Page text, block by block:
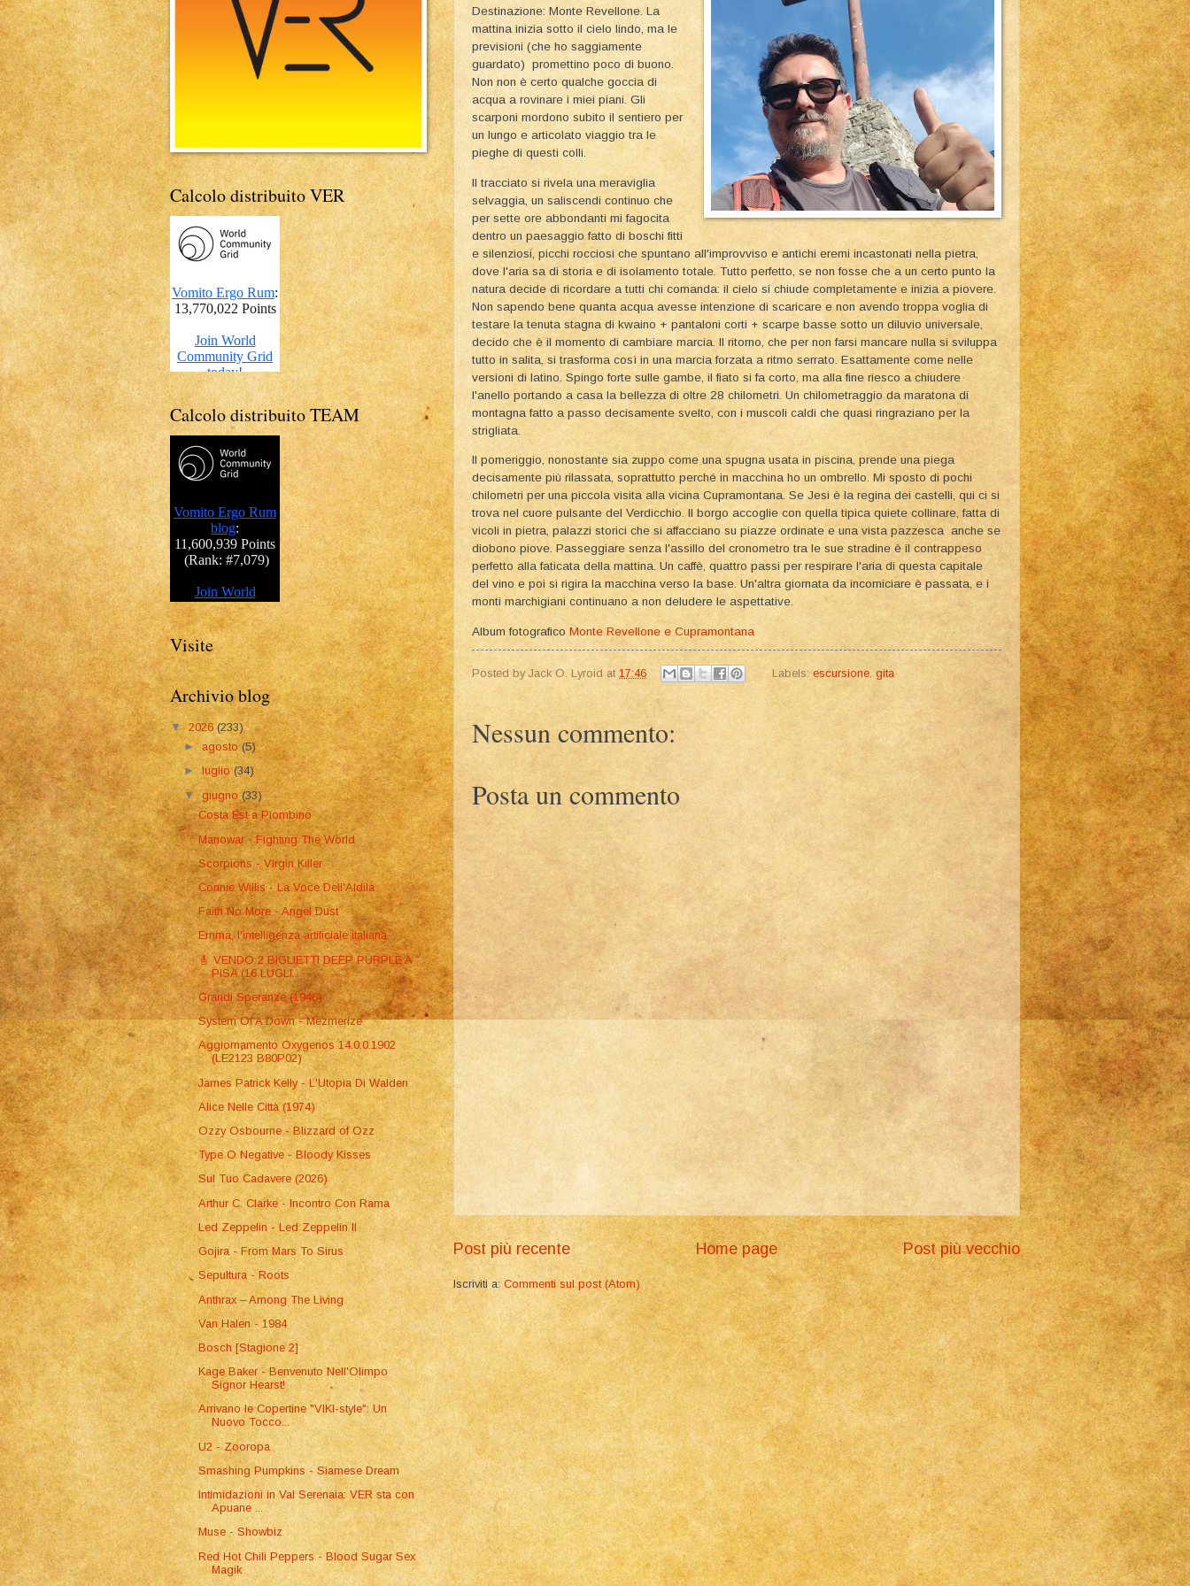
Destinazione: Monte Revellone. La
mattina inizia sotto il cielo lindo, ma le
previsioni (che ho saggiamente
guardato) promettino poco di buono.
Non non è certo qualche goccia di
acqua a rovinare i miei piani. Gli
scarponi mordono subito il sentiero per
un lungo e articolato viaggio tra le
pieghe di questi colli.
​Il tracciato si rivela una meraviglia
selvaggia, un saliscendi continuo che
per sette ore abbondanti mi fagocita
dentro un paesaggio fatto di boschi fitti
e silenziosi, picchi rocciosi che spuntano all'improvviso e antichi eremi incastonati nella pietra,
dove l'aria sa di storia e di isolamento totale. Tutto perfetto, se non fosse che a un certo punto la
natura decide di ricordare a tutti chi comanda: il cielo si chiude completamente e inizia a piovere.
Non sapendo bene quanta acqua avesse intenzione di scaricare e non avendo troppa voglia di
testare la tenuta stagna di kwaino + pantaloni corti + scarpe basse sotto un diluvio universale,
decido che è il momento di cambiare marcia. Il ritorno, che per non farsi mancare nulla si sviluppa
tutto in salita, si trasforma così in una marcia forzata a ritmo serrato. Esattamente come nelle
versioni di latino. Spingo forte sulle gambe, il fiato si fa corto, ma alla fine riesco a chiudere
l'anello portando a casa la bellezza di oltre 28 chilometri. Un chilometraggio da maratona di
montagna fatto a passo decisamente svelto, con i muscoli caldi che quasi ringraziano per la
strigliata.
Il pomeriggio, nonostante sia zuppo come una spugna usata in piscina, prende una piega
decisamente più rilassata, soprattutto perché in macchina ho un ombrello. Mi sposto di pochi
chilometri per una piccola visita alla vicina Cupramontana. Se Jesi è la regina dei castelli, qui ci si
trova nel cuore pulsante del Verdicchio. Il borgo accoglie con quella tipica quiete collinare, fatta di
vicoli in pietra, palazzi storici che si affacciano su piazze ordinate e una vista pazzesca anche se
diobono piove. Passeggiare senza l'assillo del cronometro tra le sue stradine è il contrappeso
perfetto alla faticata della mattina. Un caffè, quattro passi per respirare l'aria di questa capitale
del vino e poi si rigira la macchina verso la base. Un'altra giornata da incorniciare è passata, e i
monti marchigiani continuano a non deludere le aspettative.
Album fotografico Monte Revellone e Cupramontana
Posted byJack O. Lyroid at 17:46 Labels: escursione, gita
Nessun commento:
Posta un commento
Post più recente Post più vecchio
Home page
Iscriviti a: Commenti sul post (Atom)
Calcolo distribuito VER
Calcolo distribuito TEAM
Visite
Archivio blog
▼ 2026(233)
►agosto(5)
►luglio(34)
▼giugno(33)
Costa Est a Piombino
Manowar - Fighting The World
Scorpions - Virgin Killer
Connie Willis - La Voce Dell'Aldilà
Faith No More - Angel Dust
Emma, l'intelligenza artificiale italiana
​🎸 VENDO 2 BIGLIETTI DEEP PURPLE A
PISA (16 LUGLI...
Grandi Speranze (1946)
System Of A Down - Mezmerize
Aggiornamento Oxygenos 14.0.0.1902
(LE2123 B80P02)
James Patrick Kelly - L'Utopia Di Walden
Alice Nelle Città (1974)
Ozzy Osbourne - Blizzard of Ozz
Type O Negative - Bloody Kisses
Sul Tuo Cadavere (2026)
Arthur C. Clarke - Incontro Con Rama
Led Zeppelin - Led Zeppelin II
Gojira - From Mars To Sirus
Sepultura - Roots
Anthrax – Among The Living
Van Halen - 1984
Bosch [Stagione 2]
Kage Baker - Benvenuto Nell'Olimpo
Signor Hearst!
Arrivano le Copertine "VIKI-style": Un
Nuovo Tocco...
U2 - Zooropa
Smashing Pumpkins - Siamese Dream
Intimidazioni in Val Serenaia: VER sta con
Apuane ...
Muse - Showbiz
Red Hot Chili Peppers - Blood Sugar Sex
Magik